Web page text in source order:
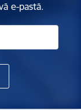
e-pastā.